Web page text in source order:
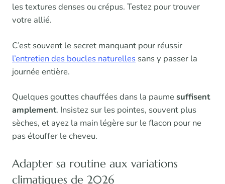
les textures denses ou crépus. Testez pour trouver
votre allié.
C’est souvent le secret manquant pour réussir
l’entretien des boucles naturelles sans y passer la
journée entière.
Quelques gouttes chauffées dans la paume suffisent
amplement. Insistez sur les pointes, souvent plus
sèches, et ayez la main légère sur le flacon pour ne
pas étouffer le cheveu.
Adapter sa routine aux variations
climatiques de 2026